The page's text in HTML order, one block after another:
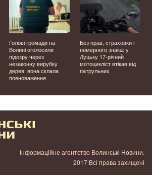
Голові громади на
Волині оголосили
підозру через
незаконну вирубку
дерев: вона склала
повноваження
Без прав, страховки і
номерного знака: у
Луцьку 17-річний
мотоцикліст втікав від
патрульних
Інформаційне агентство Волинські Новини.
2017 Всі права захищені